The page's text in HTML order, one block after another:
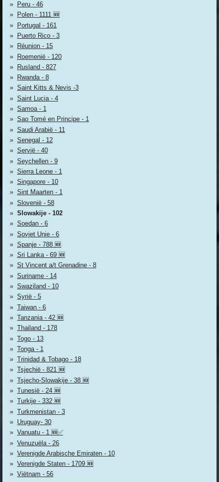
Peru - 46
Polen - 1111 🆕
Portugal - 161
Puerto Rico - 3
Réunion - 15
Roemenië - 120
Rusland - 827
Rwanda - 8
Saint Kitts & Nevis -3
Saint Lucia - 4
Samoa - 1
Sao Tomé en Principe - 1
Saudi Arabië - 11
Senegal - 12
Servië - 40
Seychellen - 9
Sierra Leone - 1
Singapore - 10
Sint Maarten - 1
Slovenië - 58
Slowakije - 102
Soedan - 6
Sovjet Unie - 6
Spanje - 788 🆕
Sri Lanka - 69 🆕
St Vincent a/t Grenadine - 8
Suriname - 14
Swaziland - 10
Syrië - 5
Taiwan - 6
Tanzania - 42 🆕
Thailand - 178
Togo - 13
Tonga - 1
Trinidad & Tobago - 18
Tsjechië - 821 🆕
Tsjecho-Slowakije - 38 🆕
Tunesië - 24 🆕
Turkije - 332 🆕
Turkmenistan - 3
Uruguay- 30
Vanuatu - 1 🆕✅
Venuzuëla - 26
Verenigde Arabische Emiraten - 10
Verenigde Staten - 1709 🆕
Viëtnam - 56